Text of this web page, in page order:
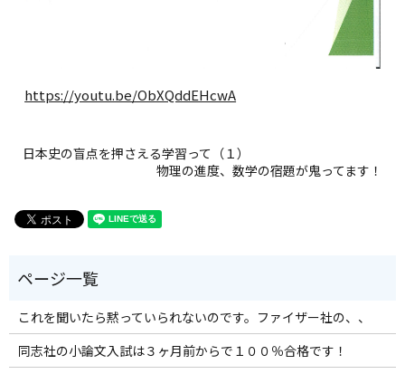
https://youtu.be/ObXQddEHcwA
日本史の盲点を押さえる学習って（１）
物理の進度、数学の宿題が鬼ってます！
これを聞いたら黙っていられないのです。ファイザー社の、、
同志社の小論文入試は３ヶ月前からで１００％合格です！